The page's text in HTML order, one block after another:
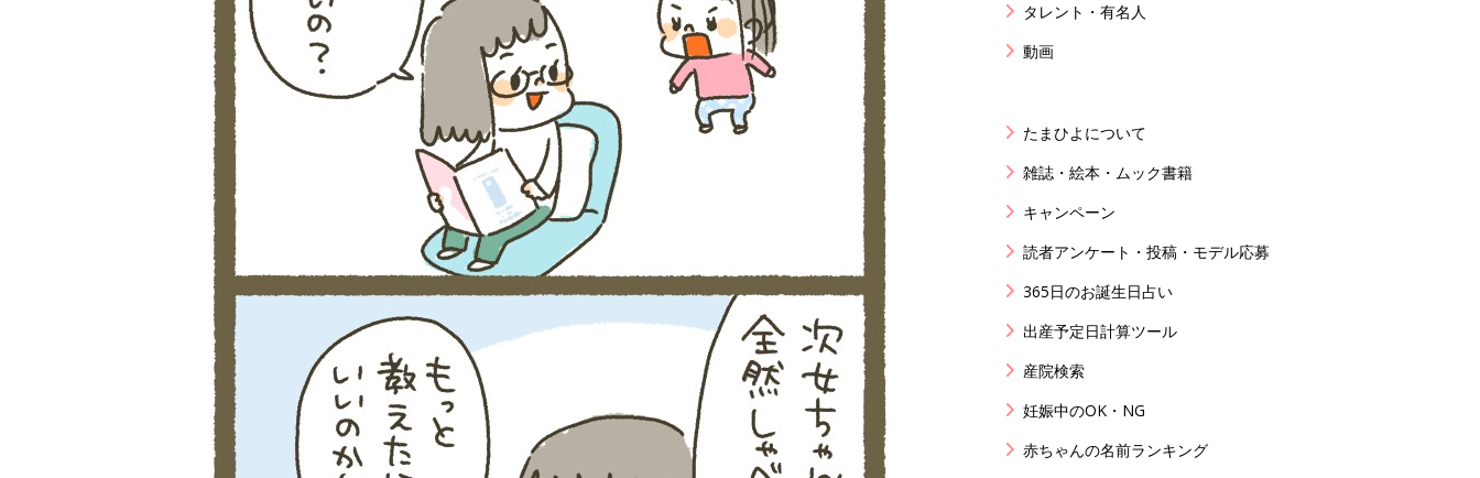
タレント・有名人
動画
たまひよについて
雑誌・絵本・ムック書籍
キャンペーン
読者アンケート・投稿・モデル応募
365日のお誕生日占い
出産予定日計算ツール
産院検索
妊娠中のOK・NG
赤ちゃんの名前ランキング